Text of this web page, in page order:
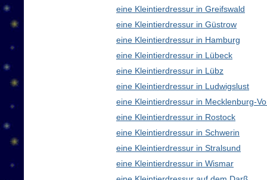
eine Kleintierdressur in Greifswald
eine Kleintierdressur in Güstrow
eine Kleintierdressur in Hamburg
eine Kleintierdressur in Lübeck
eine Kleintierdressur in Lübz
eine Kleintierdressur in Ludwigslust
eine Kleintierdressur in Mecklenburg-
eine Kleintierdressur in Rostock
eine Kleintierdressur in Schwerin
eine Kleintierdressur in Stralsund
eine Kleintierdressur in Wismar